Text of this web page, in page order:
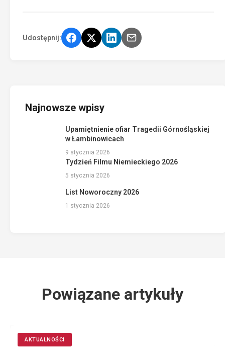
Udostępnij:
Najnowsze wpisy
Upamiętnienie ofiar Tragedii Górnośląskiej
w Łambinowicach
9 stycznia 2026
Tydzień Filmu Niemieckiego 2026
5 stycznia 2026
List Noworoczny 2026
1 stycznia 2026
Powiązane artykuły
AKTUALNOŚCI